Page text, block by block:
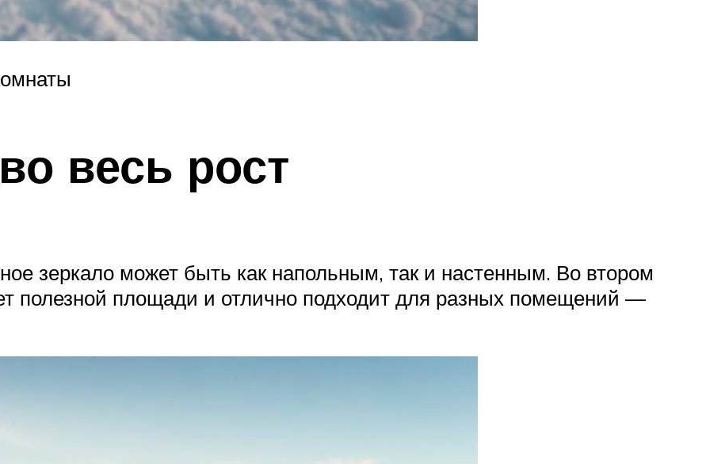
весь рост
зеркало может быть как напольным, так и настенным. Во втором
полезной площади и отлично подходит для разных помещений —